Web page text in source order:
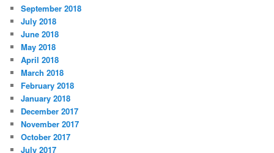
September 2018
July 2018
June 2018
May 2018
April 2018
March 2018
February 2018
January 2018
December 2017
November 2017
October 2017
July 2017